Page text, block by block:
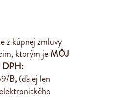
z kúpnej zmluvy
ktorým jeMÔJ
DPH:
B,(ďalej len